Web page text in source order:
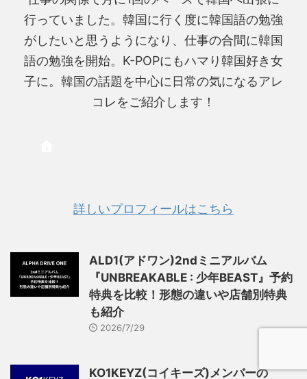
行っていました。韓国に行く度に韓国語の勉強
がしたいと思うようになり、仕事の合間に韓国
語の勉強を開始。K-POPにもハマり韓国好き女
子に。韓国の話題を中心に日常の気になるアレ
コレをご紹介します！
詳しいプロフィールはこちら
ALD1(アドワン)2ndミニアルバム
『UNBREAKABLE : 少年BEAST』予約
特典を比較！形態の違いや店舗別特典
も紹介
2026/7/29
KO1KEYZ(コイキーズ)メンバーの